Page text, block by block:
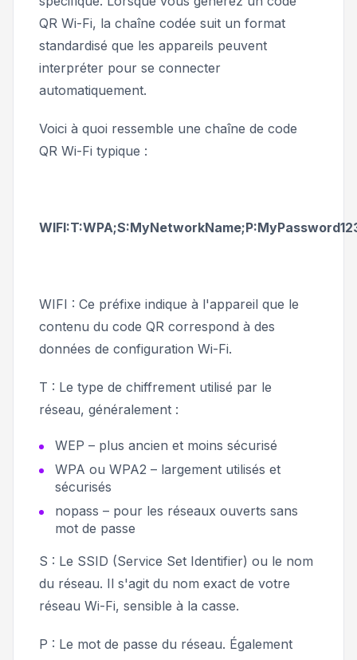
QR Wi-Fi, la chaîne codée suit un format
standardisé que les appareils peuvent
interpréter pour se connecter
automatiquement.
Voici à quoi ressemble une chaîne de code
QR Wi-Fi typique :
WIFI : Ce préfixe indique à l'appareil que le
contenu du code QR correspond à des
données de configuration Wi-Fi.
T : Le type de chiffrement utilisé par le
réseau, généralement :
WEP – plus ancien et moins sécurisé
WPA ou WPA2 – largement utilisés et
sécurisés
nopass – pour les réseaux ouverts sans
mot de passe
S : Le SSID (Service Set Identifier) ​​ou le nom
du réseau. Il s'agit du nom exact de votre
réseau Wi-Fi, sensible à la casse.
P : Le mot de passe du réseau. Également